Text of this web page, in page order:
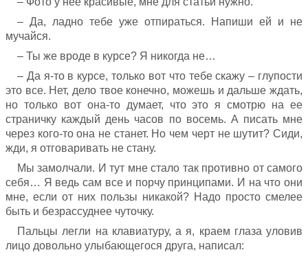
– Да, ладно тебе уже отпираться. Напиши ей и не
мучайся.
– Ты же вроде в курсе? Я никогда не…
– Да я-то в курсе, только вот что тебе скажу – глупости
это все. Нет, дело твое конечно, можешь и дальше ждать,
но только вот она-то думает, что это я смотрю на ее
страничку каждый день часов по восемь. А писать мне
через кого-то она не станет. Но чем черт не шутит? Сиди,
жди, я отговаривать не стану.
Мы замолчали. И тут мне стало так противно от самого
себя… Я ведь сам все и порчу принципами. И на что они
мне, если от них пользы никакой? Надо просто смелее
быть и безрассуднее чуточку.
Пальцы легли на клавиатуру, а я, краем глаза уловив
лицо довольно улыбающегося друга, написал: